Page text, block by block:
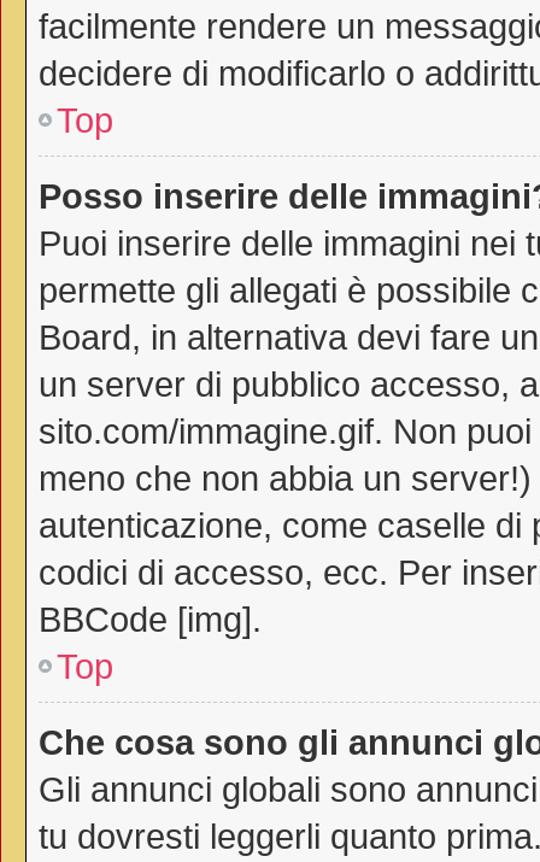
facilmente rendere un
decidere di modificarlo o
Top
Posso inserire delle
Puoi inserire delle immagini nei
permette gli allegati è possibile
Board, in alternativa devi fare
un server di pubblico accesso,
sito.com/immagine.gif. Non
meno che non abbia un
autenticazione, come caselle
codici di accesso, ecc. Per
BBCode [img].
Top
Che cosa sono gli annunci
Gli annunci globali sono
tu dovresti leggerli quanto